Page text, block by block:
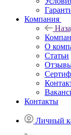
Компания
О
Статьи
Контакты
Личный